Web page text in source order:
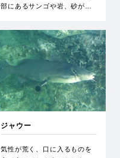
部にあるサンゴや岩、砂が…
ジャウー
気性が荒く、口に入るものを